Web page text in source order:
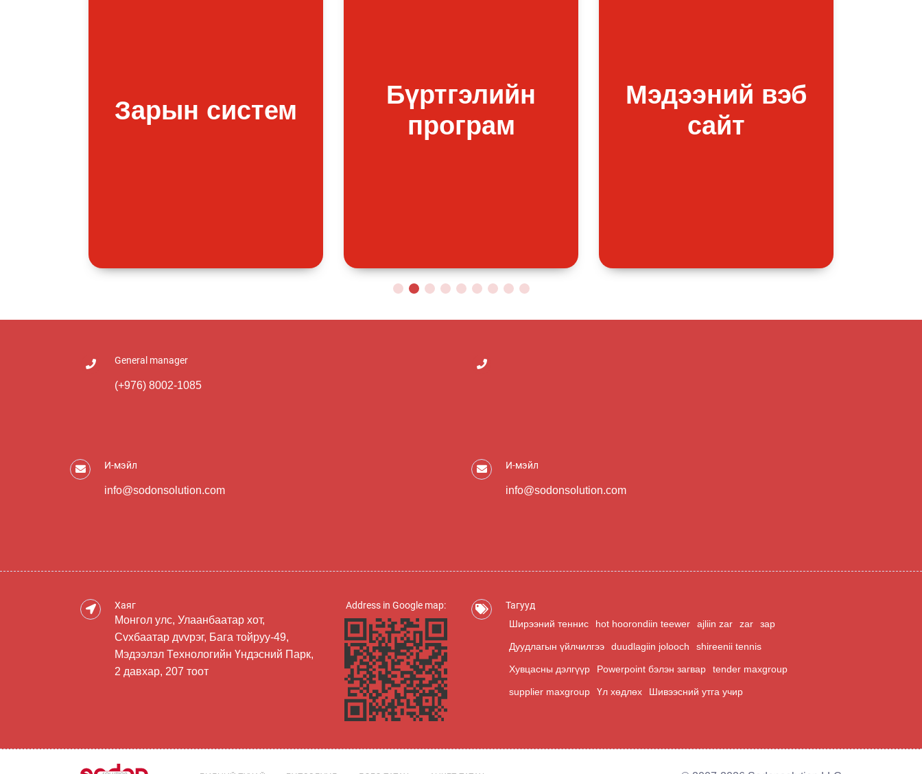
Зарын систем
Бүртгэлийн
програм
Мэдээний вэб
сайт
General manager
(+976) 8002-1085
И-мэйл
info@sodonsolution.com
И-мэйл
info@sodonsolution.com
Хаяг
Монгол улс, Улаанбаатар хот,
Сvхбаатар дvvрэг, Бага тойруу-49,
Мэдээлэл Технологийн Үндэсний Парк,
2 давхар, 207 тоот
Address in Google map:
Тагууд
Ширээний теннис
hot hoorondiin teewer ajliin zar zar зар
Дуудлагын үйлчилгээ duudlagiin jolooch shireenii tennis
Хувцасны дэлгүүр Powerpoint бэлэн загвар tender maxgroup
supplier maxgroup Үл хөдлөх Шивээсний утга учир